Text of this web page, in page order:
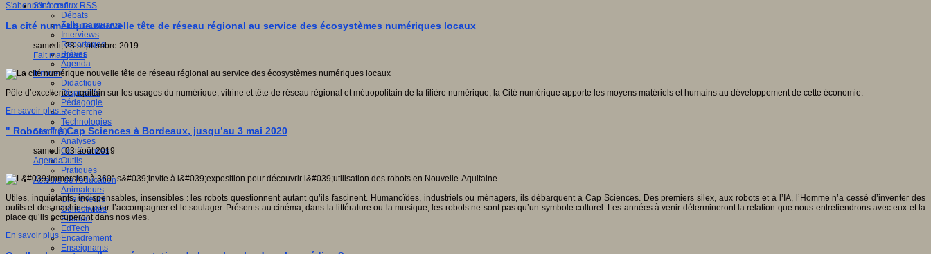
S'informer
Débats
Faits marquants
Interviews
Reportages
Brèves
Agenda
Innover
Didactique
Dispositifs
Pédagogie
Recherche
Technologies
Savoir(s)
Analyses
Conférences
Outils
Pratiques
Acteurs de l'éducation
Animateurs
Chercheurs
Collectivités
Editeurs
EdTech
Encadrement
Enseignants
S'abonner à ce flux RSS
La cité numérique nouvelle tête de réseau régional au service des écosystèmes numériques locaux
samedi, 28 septembre 2019
Fait marquant
Pôle d’excellence aquitain sur les usages du numérique, vitrine et tête de réseau régional et métropolitain de la filière numérique, la Cité numérique apporte les moyens matériels et humains au développement de cette économie.
En savoir plus...
" Robots " à Cap Sciences à Bordeaux, jusqu’au 3 mai 2020
samedi, 03 août 2019
Agenda
Utiles, inquiétants, indispensables, insensibles : les robots questionnent autant qu’ils fascinent. Humanoïdes, industriels ou ménagers, ils débarquent à Cap Sciences. Des premiers silex, aux robots et à l’IA, l’Homme n’a cessé d’inventer des
outils et des machines pour l’accompagner et le soulager. Présents au cinéma, dans la littérature ou la musique, les robots ne sont pas qu’un symbole culturel. Les années à venir détermineront la relation que nous entretiendrons avec eux et la
place qu’ils occuperont dans nos vies.
En savoir plus...